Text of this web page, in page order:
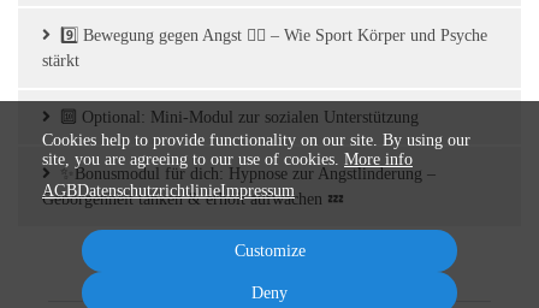
9️⃣ Bewegung gegen Angst 🏃‍♂️ – Wie Sport Körper und Psyche
stärkt
🔟 Optional: Mini-Modul zur sozialen Unterstützung
✨Bonusmodul für dich: Hypnose zur Angstlinderung –
Geborgenheit tanken & erholt aufwachen 💤
Cookies help to provide functionality on our site. By using our
site, you are agreeing to our use of cookies. More info
AGBDatenschutzrichtlinieImpressum
Customize
Deny